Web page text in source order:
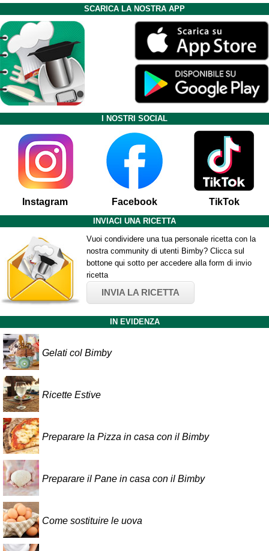
SCARICA LA NOSTRA APP
I NOSTRI SOCIAL
Instagram Facebook TikTok
INVIACI UNA RICETTA
Vuoi condividere una tua personale ricetta con la
nostra community di utenti Bimby? Clicca sul
bottone qui sotto per accedere alla form di invio
ricetta
INVIA LA RICETTA
IN EVIDENZA
Gelati col Bimby
Ricette Estive
Preparare la Pizza in casa con il Bimby
Preparare il Pane in casa con il Bimby
Come sostituire le uova